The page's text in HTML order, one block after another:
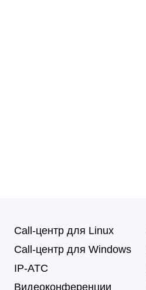
Call-центр для Linux
Call-центр для Windows
IP-АТС
Видеоконференции